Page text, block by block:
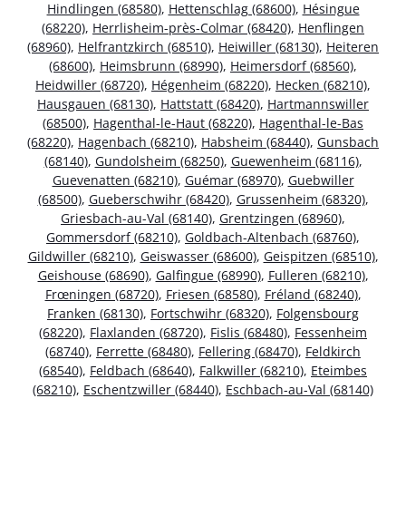
Hindlingen (68580), Hettenschlag (68600), Hésingue
(68220), Herrlisheim-près-Colmar (68420), Henflingen
(68960), Helfrantzkirch (68510), Heiwiller (68130), Heiteren
(68600), Heimsbrunn (68990), Heimersdorf (68560),
Heidwiller (68720), Hégenheim (68220), Hecken (68210),
Hausgauen (68130), Hattstatt (68420), Hartmannswiller
(68500), Hagenthal-le-Haut (68220), Hagenthal-le-Bas
(68220), Hagenbach (68210), Habsheim (68440), Gunsbach
(68140), Gundolsheim (68250), Guewenheim (68116),
Guevenatten (68210), Guémar (68970), Guebwiller
(68500), Gueberschwihr (68420), Grussenheim (68320),
Griesbach-au-Val (68140), Grentzingen (68960),
Gommersdorf (68210), Goldbach-Altenbach (68760),
Gildwiller (68210), Geiswasser (68600), Geispitzen (68510),
Geishouse (68690), Galfingue (68990), Fulleren (68210),
Frœningen (68720), Friesen (68580), Fréland (68240),
Franken (68130), Fortschwihr (68320), Folgensbourg
(68220), Flaxlanden (68720), Fislis (68480), Fessenheim
(68740), Ferrette (68480), Fellering (68470), Feldkirch
(68540), Feldbach (68640), Falkwiller (68210), Eteimbes
(68210), Eschentzwiller (68440), Eschbach-au-Val (68140)